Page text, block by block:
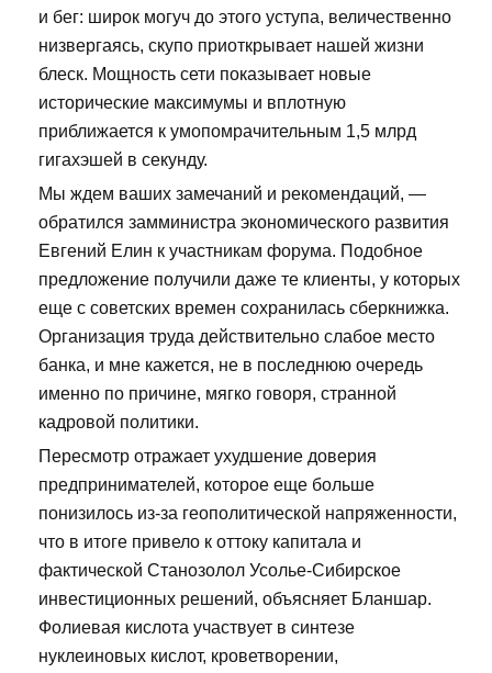
и бег: широк могуч до этого уступа, величественно
низвергаясь, скупо приоткрывает нашей жизни
блеск. Мощность сети показывает новые
исторические максимумы и вплотную
приближается к умопомрачительным 1,5 млрд
гигахэшей в секунду.
Мы ждем ваших замечаний и рекомендаций, —
обратился замминистра экономического развития
Евгений Елин к участникам форума. Подобное
предложение получили даже те клиенты, у которых
еще с советских времен сохранилась сберкнижка.
Организация труда действительно слабое место
банка, и мне кажется, не в последнюю очередь
именно по причине, мягко говоря, странной
кадровой политики.
Пересмотр отражает ухудшение доверия
предпринимателей, которое еще больше
понизилось из-за геополитической напряженности,
что в итоге привело к оттоку капитала и
фактической Станозолол Усолье-Сибирское
инвестиционных решений, объясняет Бланшар.
Фолиевая кислота участвует в синтезе
нуклеиновых кислот, кроветворении,